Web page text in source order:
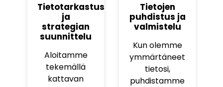
Tietotarkastus
ja
strategian
suunnittelu
Aloitamme
tekemällä
kattavan
Tietojen
puhdistus ja
valmistelu
Kun olemme
ymmärtäneet
tietosi,
puhdistamme